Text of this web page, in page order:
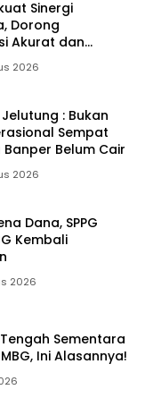
Sinergi
Dorong
Akurat dan
2026
Jelutung : Bukan
Sempat
Belum Cair
2026
Dana, SPPG
Kembali
2026
Sementara